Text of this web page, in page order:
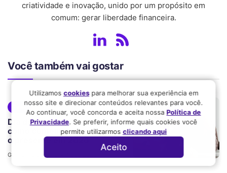
criatividade e inovação, unido por um propósito em
comum: gerar liberdade financeira.
Você também vai gostar
Dicas
Dia dos Pais com o padrasto:
como comemorar e escolher
o presente em 2026
Guilherme Gadelha
Utilizamos cookiespara melhorar sua experiência em
nosso site e direcionar conteúdos relevantes para você.
Ao continuar, você concorda e aceita nossaPolítica de
Privacidade. Se preferir, informe quais cookies você
permite utilizarmos clicando aqui
Aceito